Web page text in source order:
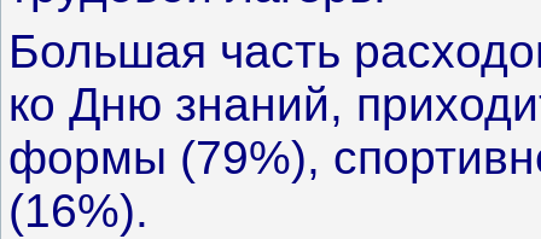
Большая часть
ко Дню знаний,
формы (79%),
(16%).